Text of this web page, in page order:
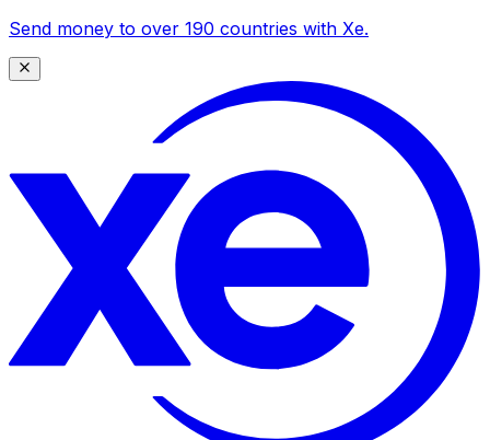
Send money to over 190 countries with Xe.